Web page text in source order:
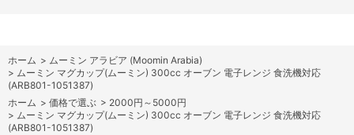
ホーム > ムーミン アラビア (Moomin Arabia)
> ムーミン マグカップ(ムーミン) 300cc オーブン 電子レンジ 食洗機対応
(ARB801-1051387)
ホーム > 価格で選ぶ > 2000円～5000円
> ムーミン マグカップ(ムーミン) 300cc オーブン 電子レンジ 食洗機対応
(ARB801-1051387)